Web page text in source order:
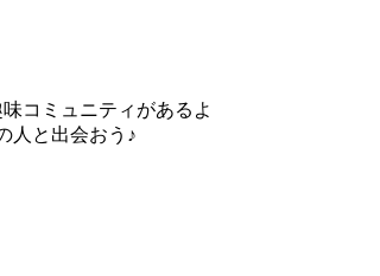
コミュニティがあるよ
人と出会おう♪